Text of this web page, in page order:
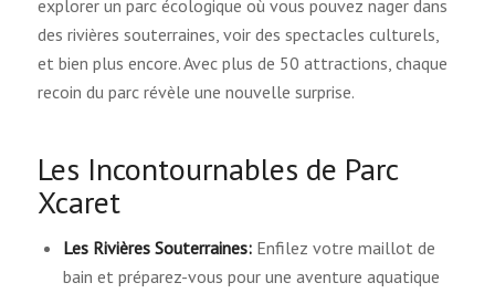
explorer un parc écologique où vous pouvez nager dans
des rivières souterraines, voir des spectacles culturels,
et bien plus encore. Avec plus de 50 attractions, chaque
recoin du parc révèle une nouvelle surprise.
Les Incontournables de Parc
Xcaret
Les Rivières Souterraines:Enfilez votre maillot de
bain et préparez-vous pour une aventure aquatique